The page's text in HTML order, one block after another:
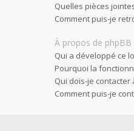
Quelles pièces
Comment puis-je
À propos de phpBB
Qui a développé ce
Pourquoi la
Qui dois-je contacter
Comment puis-je